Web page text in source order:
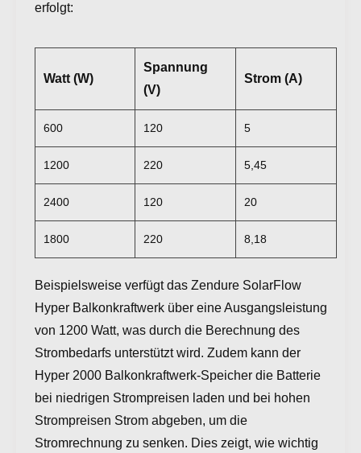
erfolgt:
Watt (W)
Spannung
(V)
Strom (A)
600 120 5
1200 220 5,45
2400 120 20
1800 220 8,18
Beispielsweise verfügt das Zendure SolarFlow
Hyper Balkonkraftwerk über eine Ausgangsleistung
von 1200 Watt, was durch die Berechnung des
Strombedarfs unterstützt wird. Zudem kann der
Hyper 2000 Balkonkraftwerk-Speicher die Batterie
bei niedrigen Strompreisen laden und bei hohen
Strompreisen Strom abgeben, um die
Stromrechnung zu senken. Dies zeigt, wie wichtig